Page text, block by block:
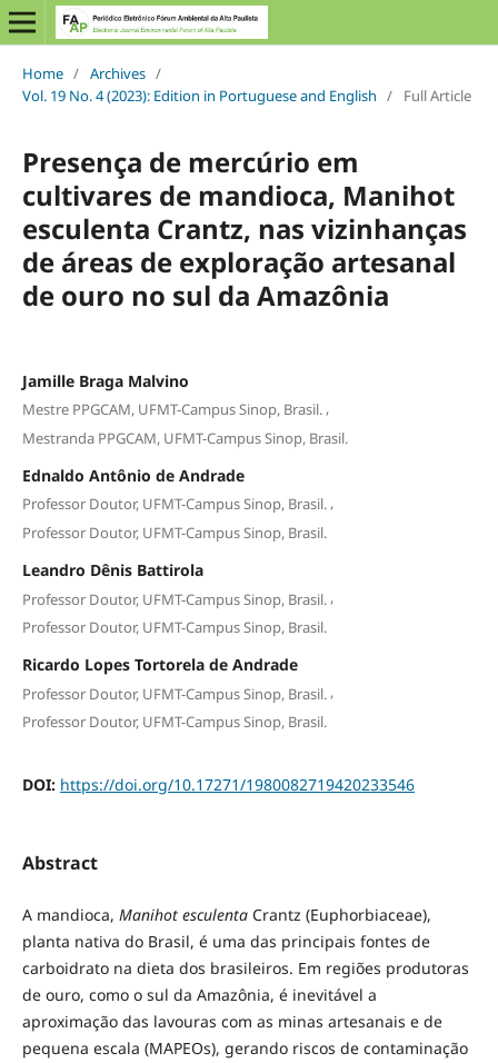
Home / Archives /
Vol. 19 No. 4 (2023): Edition in Portuguese and English / Full Article
Presença de mercúrio em
cultivares de mandioca, Manihot
esculenta Crantz, nas vizinhanças
de áreas de exploração artesanal
de ouro no sul da Amazônia
Jamille Braga Malvino
Mestre PPGCAM, UFMT-Campus Sinop, Brasil.,
Mestranda PPGCAM, UFMT-Campus Sinop, Brasil.
Ednaldo Antônio de Andrade
Professor Doutor, UFMT-Campus Sinop, Brasil.,
Professor Doutor, UFMT-Campus Sinop, Brasil.
Leandro Dênis Battirola
Professor Doutor, UFMT-Campus Sinop, Brasil. ,
Professor Doutor, UFMT-Campus Sinop, Brasil.
Ricardo Lopes Tortorela de Andrade
Professor Doutor, UFMT-Campus Sinop, Brasil. ,
Professor Doutor, UFMT-Campus Sinop, Brasil.
DOI: https://doi.org/10.17271/1980082719420233546
Abstract
A mandioca, Manihot esculentaCrantz (Euphorbiaceae),
planta nativa do Brasil, é uma das principais fontes de
carboidrato na dieta dos brasileiros. Em regiões produtoras
de ouro, como o sul da Amazônia, é inevitável a
aproximação das lavouras com as minas artesanais e de
pequena escala (MAPEOs), gerando riscos de contaminação